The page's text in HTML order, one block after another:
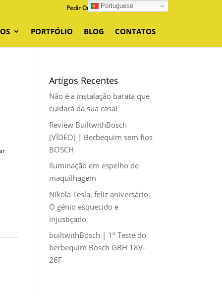
Pedir Orçamento
PORTFÓLIO BLOG CONTATOS
Artigos Recentes
Não é a instalação barata que
cuidará da sua casa!
Review BuiltwithBosch
[VÍDEO] | Berbequim sem fios
BOSCH
Iluminação em espelho de
maquilhagem
Nikola Tesla, feliz aniversário.
O génio esquecido e
injustiçado
builtwithBosch | 1º Teste do
berbequim Bosch GBH 18V-
26F
Portuguese